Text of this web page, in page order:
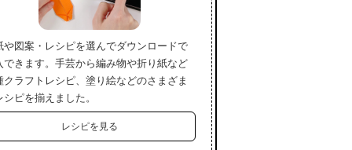
や図案・レシピを選んでダウンロードで
できます。手芸から編み物や折り紙など
クラフトレシピ、塗り絵などのさまざま
シピを揃えました。
レシピを見る